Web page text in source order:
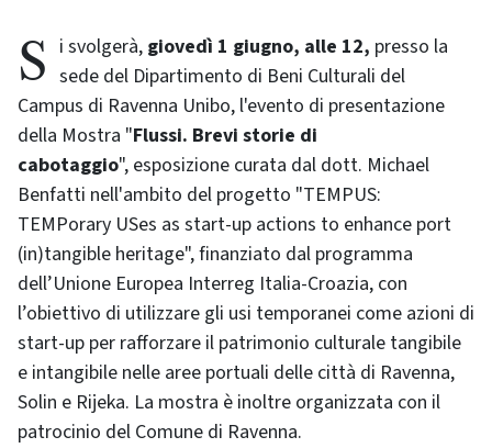
Si svolgerà, giovedì 1 giugno, alle 12, presso la
sede del Dipartimento di Beni Culturali del
Campus di Ravenna Unibo, l'evento di presentazione
della Mostra "Flussi. Brevi storie di
cabotaggio", esposizione curata dal dott. Michael
Benfatti nell'ambito del progetto "TEMPUS:
TEMPorary USes as start-up actions to enhance port
(in)tangible heritage", finanziato dal programma
dell’Unione Europea Interreg Italia-Croazia, con
l’obiettivo di utilizzare gli usi temporanei come azioni di
start-up per rafforzare il patrimonio culturale tangibile
e intangibile nelle aree portuali delle città di Ravenna,
Solin e Rijeka. La mostra è inoltre organizzata con il
patrocinio del Comune di Ravenna.